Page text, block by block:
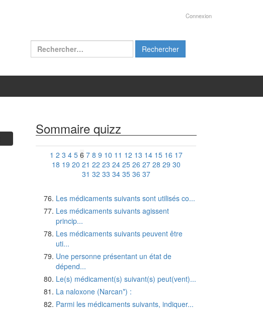
Connexion
Rechercher :
Sommaire quizz
1 2 3 4 5 6 7 8 9 10 11 12 13 14 15 16 17
18 19 20 21 22 23 24 25 26 27 28 29 30
31 32 33 34 35 36 37
Les médicaments suivants sont utilisés co...
Les médicaments suivants agissent
princip...
Les médicaments suivants peuvent être
uti...
Une personne présentant un état de
dépend...
Le(s) médicament(s) suivant(s) peut(vent)...
La naloxone (Narcan*) :
Parmi les médicaments suivants, indiquer...